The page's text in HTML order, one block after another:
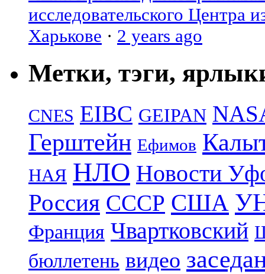
исследовательского Центра
Харькове · 2 years ago
Метки, тэги,
CNES EIBC GEIPAN
Герштейн Ефимов
НАЯ НЛО Новости
Россия СССР США
Франция Чвартковский
бюллетень видео